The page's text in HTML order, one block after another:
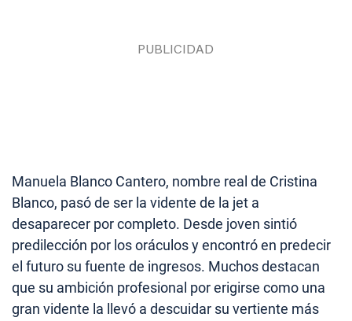
Manuela Blanco Cantero, nombre real de Cristina
Blanco, pasó de ser la vidente de la jet a
desaparecer por completo. Desde joven sintió
predilección por los oráculos y encontró en predecir
el futuro su fuente de ingresos. Muchos destacan
que su ambición profesional por erigirse como una
gran vidente la llevó a descuidar su vertiente más